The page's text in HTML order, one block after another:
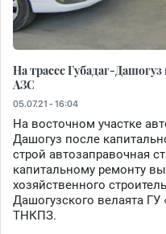
На трассе Губадаг-
АЗС
05.07.21 - 16:04
На восточном участке
Дашогуз после
строй автозаправочная
капитальному ремонту
хозяйственного
Дашогузского велаята
ТНКПЗ.